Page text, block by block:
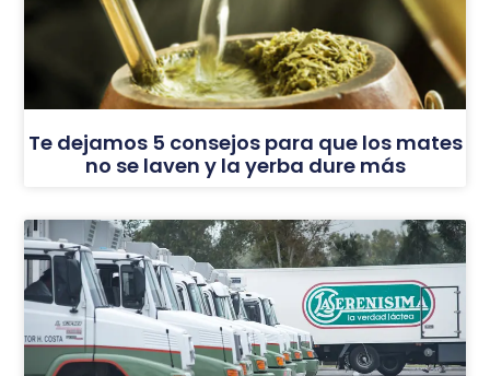
Te dejamos 5 consejos para que los mates
no se laven y la yerba dure más